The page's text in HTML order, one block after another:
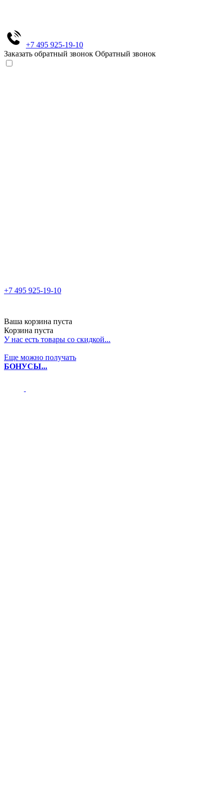
+7 495 925-19-10
Заказать обратный звонок Обратный звонок
+7 495 925-19-10
Ваша корзина пуста
Корзина пуста
У нас есть товары со скидкой...
Еще можно получать
БОНУСЫ...